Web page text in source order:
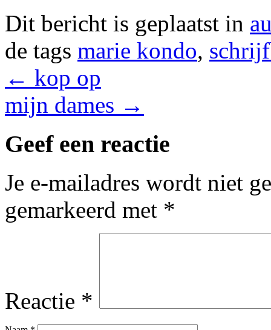
Dit bericht is geplaatst in
de tags marie kondo,
← kop op
mijn dames →
Geef een reactie
Je e-mailadres wordt niet
gemarkeerd met *
Reactie *